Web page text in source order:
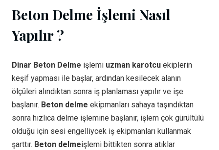
Beton Delme İşlemi Nasıl
Yapılır ?
Dinar Beton Delme işlemi uzman karotcu ekiplerin
keşif yapması ile başlar, ardından kesilecek alanın
ölçüleri alındıktan sonra iş planlaması yapılır ve işe
başlanır. Beton delme ekipmanları sahaya taşındıktan
sonra hızlıca delme işlemine başlanır, işlem çok gürültülü
olduğu için sesi engelliycek iş ekipmanları kullanmak
şarttır. Beton delmeişlemi bittikten sonra atıklar